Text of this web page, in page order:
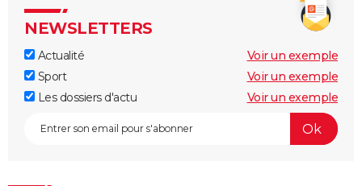
NEWSLETTERS
Actualité
Voir un exemple
Sport
Voir un exemple
Les dossiers d'actu
Voir un exemple